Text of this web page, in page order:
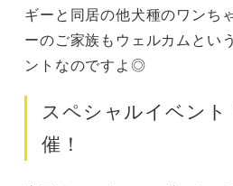
ギーと同居の他犬種のワンち
ーのご家族もウェルカムとい
ントなのですよ◎
スペシャルイベント
催！